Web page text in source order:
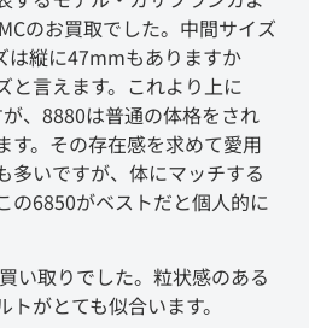
のお買取でした。中間サイズ
は縦に47mmもありますか
と言えます。これより上に
、8880は普通の体格をされ
す。その存在感を求めて愛用
多いですが、体にマッチする
の6850がベストだと個人的に
い取りでした。粒状感のある
がとても似合います。